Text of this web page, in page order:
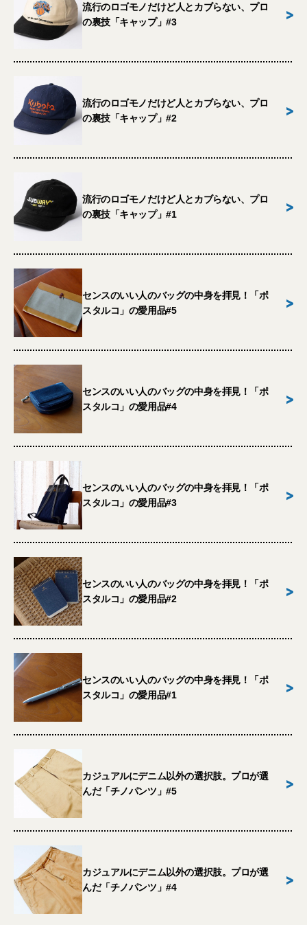
流行のロゴモノだけど人とカブらない、プロ
の裏技「キャップ」#3
>
流行のロゴモノだけど人とカブらない、プロ
の裏技「キャップ」#2
>
流行のロゴモノだけど人とカブらない、プロ
の裏技「キャップ」#1
>
センスのいい人のバッグの中身を拝見！「ポ
スタルコ」の愛用品#5
>
センスのいい人のバッグの中身を拝見！「ポ
スタルコ」の愛用品#4
>
センスのいい人のバッグの中身を拝見！「ポ
スタルコ」の愛用品#3
>
センスのいい人のバッグの中身を拝見！「ポ
スタルコ」の愛用品#2
>
センスのいい人のバッグの中身を拝見！「ポ
スタルコ」の愛用品#1
>
カジュアルにデニム以外の選択肢。プロが選
んだ「チノパンツ」#5
>
カジュアルにデニム以外の選択肢。プロが選
んだ「チノパンツ」#4
>